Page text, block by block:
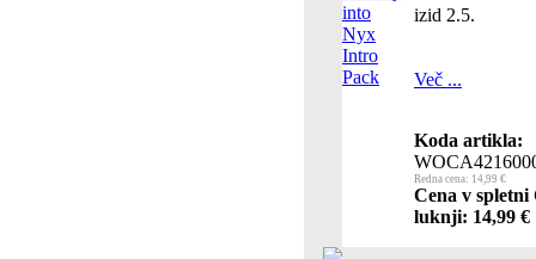
izid 2.5.
Več ...
Koda artikla:
Redna cena: 14,99 €
Cena v
luknji: 14,99 €